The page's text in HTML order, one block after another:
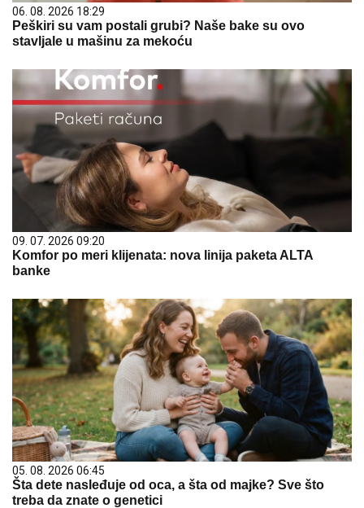
06. 08. 2026 18:29
Peškiri su vam postali grubi? Naše bake su ovo
stavljale u mašinu za mekoću
09. 07. 2026 09:20
Komfor po meri klijenata: nova linija paketa ALTA
banke
05. 08. 2026 06:45
Šta dete nasleđuje od oca, a šta od majke? Sve što
treba da znate o genetici